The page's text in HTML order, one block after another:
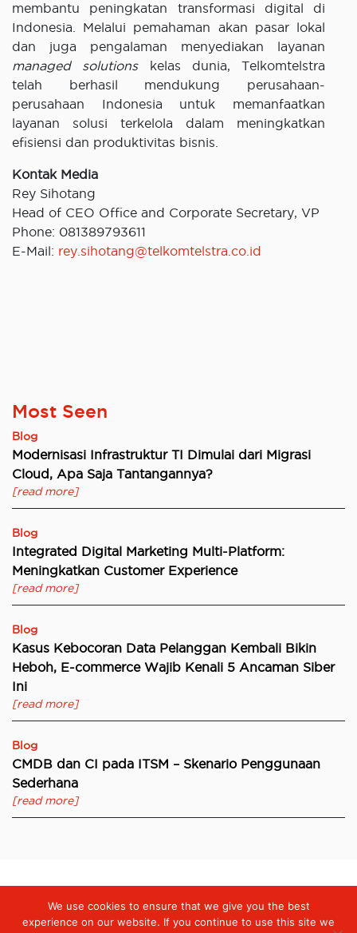
membantu peningkatan transformasi digital di
Indonesia. Melalui pemahaman akan pasar lokal
dan juga pengalaman menyediakan layanan
managed solutionskelas dunia, Telkomtelstra
telah berhasil mendukung perusahaan-
perusahaan Indonesia untuk memanfaatkan
layanan solusi terkelola dalam meningkatkan
efisiensi dan produktivitas bisnis.
Kontak Media
Rey Sihotang
Head of CEO Office and Corporate Secretary, VP
Phone: 081389793611
E-Mail: rey.sihotang@telkomtelstra.co.id
Most Seen
Blog
Modernisasi Infrastruktur TI Dimulai dari Migrasi
Cloud, Apa Saja Tantangannya?
[read more]
Blog
Integrated Digital Marketing Multi-Platform:
Meningkatkan Customer Experience
[read more]
Blog
Kasus Kebocoran Data Pelanggan Kembali Bikin
Heboh, E-commerce Wajib Kenali 5 Ancaman Siber
Ini
[read more]
Blog
CMDB dan CI pada ITSM – Skenario Penggunaan
Sederhana
[read more]
We use cookies to ensure that we give you the best
experience on our website. If you continue to use this site we
Digiserve »Keamanan Siber, Kunci Fundamental Untuk
Transformasi Digital di Sektor Pendidikan